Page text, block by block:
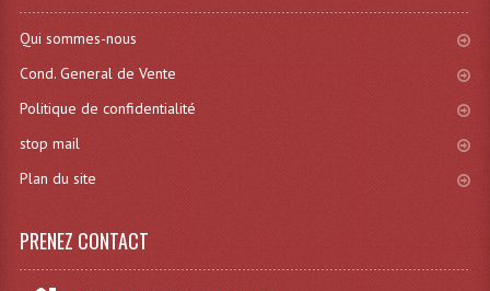
Connectiques, Prises Etc...
Qui sommes-nous
Cond. General de Vente
Politique de confidentialité
stop mail
Plan du site
PRENEZ CONTACT